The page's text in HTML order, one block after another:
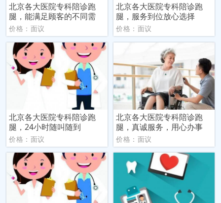
北京各大医院专科陪诊跑
腿，能满足顾客的不同需
价格：面议
北京各大医院专科陪诊跑
腿，服务到位放心选择
价格：面议
北京各大医院专科陪诊跑
腿，24小时随叫随到
价格：面议
北京各大医院专科陪诊跑
腿，真诚服务，用心办事
价格：面议